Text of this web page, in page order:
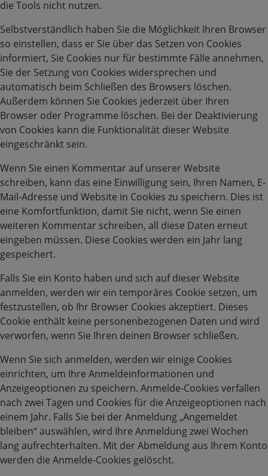
die Tools nicht nutzen.
Selbstverständlich haben Sie die Möglichkeit Ihren Browser
so einstellen, dass er Sie über das Setzen von Cookies
informiert, Sie Cookies nur für bestimmte Fälle annehmen,
Sie der Setzung von Cookies widersprechen und
automatisch beim Schließen des Browsers löschen.
Außerdem können Sie Cookies jederzeit über Ihren
Browser oder Programme löschen. Bei der Deaktivierung
von Cookies kann die Funktionalität dieser Website
eingeschränkt sein.
Wenn Sie einen Kommentar auf unserer Website
schreiben, kann das eine Einwilligung sein, Ihren Namen, E-
Mail-Adresse und Website in Cookies zu speichern. Dies ist
eine Komfortfunktion, damit Sie nicht, wenn Sie einen
weiteren Kommentar schreiben, all diese Daten erneut
eingeben müssen. Diese Cookies werden ein Jahr lang
gespeichert.
Falls Sie ein Konto haben und sich auf dieser Website
anmelden, werden wir ein temporäres Cookie setzen, um
festzustellen, ob Ihr Browser Cookies akzeptiert. Dieses
Cookie enthält keine personenbezogenen Daten und wird
verworfen, wenn Sie Ihren deinen Browser schließen.
Wenn Sie sich anmelden, werden wir einige Cookies
einrichten, um Ihre Anmeldeinformationen und
Anzeigeoptionen zu speichern. Anmelde-Cookies verfallen
nach zwei Tagen und Cookies für die Anzeigeoptionen nach
einem Jahr. Falls Sie bei der Anmeldung „Angemeldet
bleiben“ auswählen, wird Ihre Anmeldung zwei Wochen
lang aufrechterhalten. Mit der Abmeldung aus Ihrem Konto
werden die Anmelde-Cookies gelöscht.